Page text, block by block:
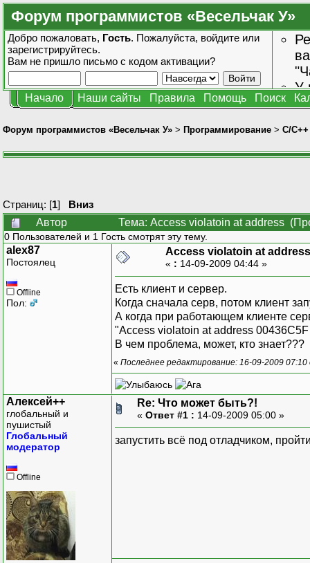
Форум программистов «Весельчак У»
Добро пожаловать, Гость. Пожалуйста, войдите или
зарегистрируйтесь.
Вам не пришло письмо с кодом активации?
У
Начало Наши сайты Правила Помощь Поиск
Форум программистов «Весельчак У» > Программирование > C/C++
Страниц: [1] Вниз
Автор
Тема: Access violatoin at address
0 Пользователей и 1 Гость смотрят эту тему.
alex87
Постоялец
Offline
Пол:
Access violatoin at address
« : 14-09-2009 04:44 »
Есть клиент и сервер.
Когда сначала серв, потом клиент
А когда при работающем клиенте
"Access violatoin at address
В чем проблема, может, кто знает???
« Последнее редактирование: 16-09-2009
Алексей++
глобальный и
пушистый
Глобальный
модератор
Offline
Re: Что может быть?!
« Ответ #1 : 14-09-2009 05:00 »
запустить всё под отладчиком,